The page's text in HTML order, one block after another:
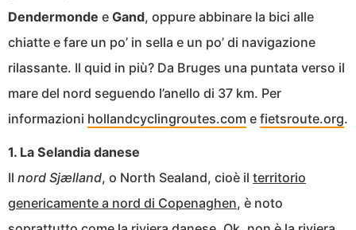
Dendermonde e Gand, oppure abbinare la bici alle
chiatte e fare un po’ in sella e un po’ di navigazione
rilassante. Il quid in più? Da Bruges una puntata verso il
mare del nord seguendo l’anello di 37 km. Per
informazioni hollandcyclingroutes.com e fietsroute.org.
1. La Selandia danese
Il nord Sjælland, o North Sealand, cioè il territorio
genericamente a nord di Copenaghen, è noto